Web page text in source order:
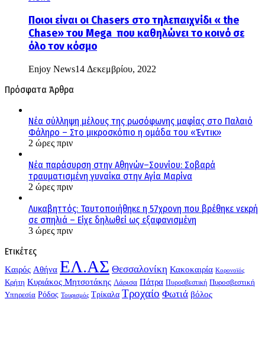
Ποιοι είναι οι Chasers στο τηλεπαιχνίδι « the
Chase» του Mega που καθηλώνει το κοινό σε
όλο τον κόσμο
Enjoy News14 Δεκεμβρίου, 2022
Πρόσφατα Άρθρα
Νέα σύλληψη μέλους της ρωσόφωνης μαφίας στο Παλαιό
Φάληρο – Στο μικροσκόπιο η ομάδα του «Έντικ»
2 ώρες πριν
Νέα παράσυρση στην Αθηνών–Σουνίου: Σοβαρά
τραυματισμένη γυναίκα στην Αγία Μαρίνα
2 ώρες πριν
Λυκαβηττός: Ταυτοποιήθηκε η 57χρονη που βρέθηκε νεκρή
σε σπηλιά – Είχε δηλωθεί ως εξαφανισμένη
3 ώρες πριν
Ετικέτες
Kαιρός Αθήνα ΕΛ.ΑΣ Θεσσαλονίκη Κακοκαιρία Κορονοϊός
Κρήτη Κυριάκος Μητσοτάκης Λάρισα Πάτρα Πυροσβεστική Πυροσβεστική
Υπηρεσία Ρόδος Τουρισμός Τρίκαλα Τροχαίο Φωτιά βόλος